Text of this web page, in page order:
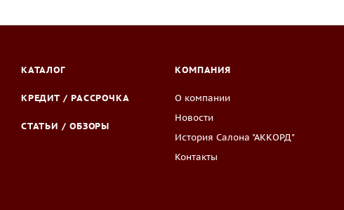
КАТАЛОГ
КРЕДИТ / РАССРОЧКА
СТАТЬИ / ОБЗОРЫ
КОМПАНИЯ
О компании
Новости
История Салона "АККОРД"
Контакты